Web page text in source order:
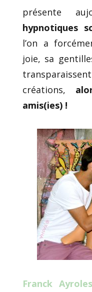
présente
hypnotiques
l’on a
joie, sa
créations,
amis(ies) !
Franck Ayroles